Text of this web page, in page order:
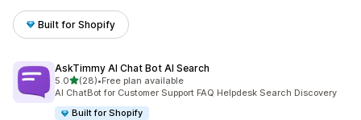
Built for Shopify
AskTimmy AI Chat Bot AI Search
5.0滿分 5 顆星
(28)
共有 28 則評價
•Free plan available
AI ChatBot for Customer Support FAQ Helpdesk Search Discovery
Built for Shopify